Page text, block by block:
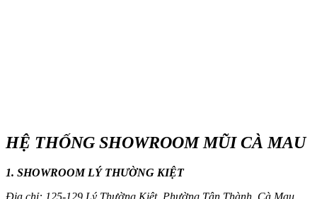
HỆ THỐNG SHOWROOM MŨI CÀ MAU
1. SHOWROOM LÝ THƯỜNG KIỆT